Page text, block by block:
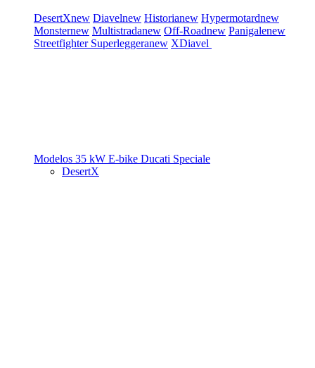
DesertXnew Diavelnew Historianew Hypermotardnew
Monsternew Multistradanew Off-Roadnew Panigalenew
Streetfighter Superleggeranew XDiavel
Modelos 35 kW E-bike Ducati Speciale
DesertX